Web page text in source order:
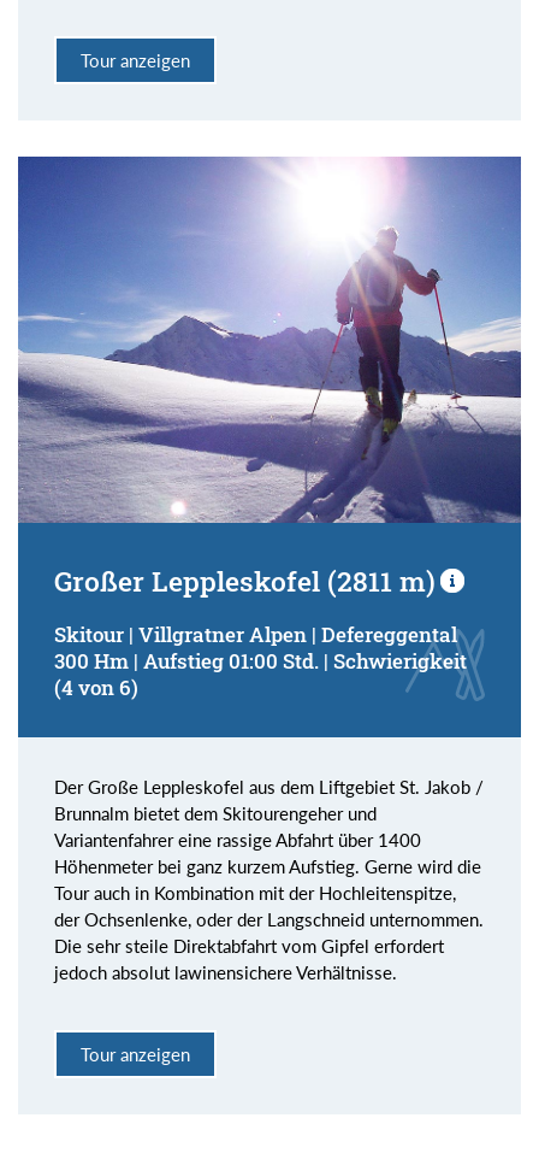
Tour anzeigen
Großer Leppleskofel (2811 m)
Skitour | Villgratner Alpen | Defereggental
300 Hm | Aufstieg 01:00 Std. | Schwierigkeit
(4 von 6)
Der Große Leppleskofel aus dem Liftgebiet St. Jakob /
Brunnalm bietet dem Skitourengeher und
Variantenfahrer eine rassige Abfahrt über 1400
Höhenmeter bei ganz kurzem Aufstieg. Gerne wird die
Tour auch in Kombination mit der Hochleitenspitze,
der Ochsenlenke, oder der Langschneid unternommen.
Die sehr steile Direktabfahrt vom Gipfel erfordert
jedoch absolut lawinensichere Verhältnisse.
Tour anzeigen